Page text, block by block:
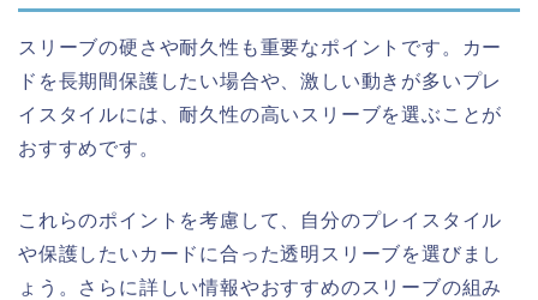
スリーブの硬さや耐久性も重要なポイントです。カー
ドを長期間保護したい場合や、激しい動きが多いプレ
イスタイルには、耐久性の高いスリーブを選ぶことが
おすすめです。
これらのポイントを考慮して、自分のプレイスタイル
や保護したいカードに合った透明スリーブを選びまし
ょう。さらに詳しい情報やおすすめのスリーブの組み